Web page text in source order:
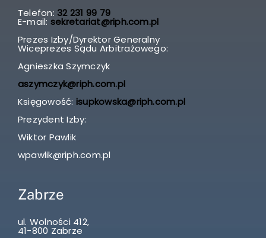
Telefon: 32 231 99 79
E-mail: sekretariat@riph.com.pl
Prezes Izby/Dyrektor Generalny
Wiceprezes Sądu Arbitrażowego:
Agnieszka Szymczyk
aszymczyk@riph.com.pl
Księgowość: isupkowska@riph.com.pl
Prezydent Izby:
Wiktor Pawlik
wpawlik@riph.com.pl
Zabrze
ul. Wolności 412,
41-800 Zabrze